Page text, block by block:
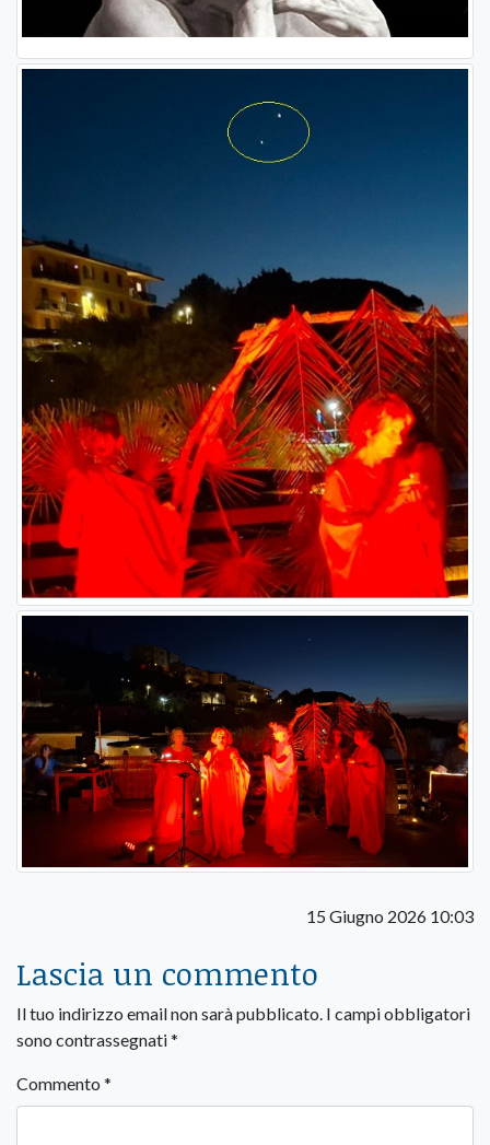
15 Giugno 2026 10:03
Lascia un commento
Il tuo indirizzo email non sarà pubblicato. I campi obbligatori
sono contrassegnati*
Commento *